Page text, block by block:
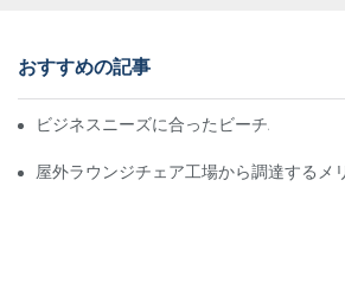
おすすめの記事
ビジネスニーズに合ったビーチパラソル
屋外ラウンジチェア工場から調達するメ